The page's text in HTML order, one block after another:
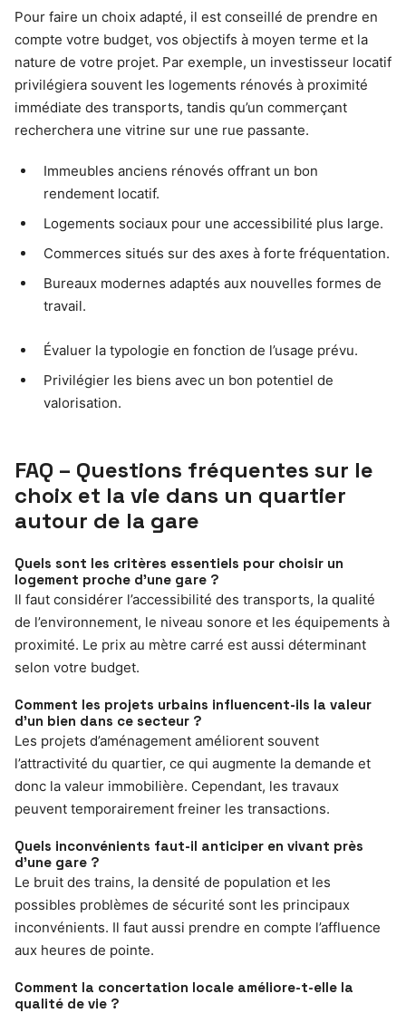
Pour faire un choix adapté, il est conseillé de prendre en
compte votre budget, vos objectifs à moyen terme et la
nature de votre projet. Par exemple, un investisseur locatif
privilégiera souvent les logements rénovés à proximité
immédiate des transports, tandis qu’un commerçant
recherchera une vitrine sur une rue passante.
Immeubles anciens rénovés offrant un bon
rendement locatif.
Logements sociaux pour une accessibilité plus large.
Commerces situés sur des axes à forte fréquentation.
Bureaux modernes adaptés aux nouvelles formes de
travail.
Évaluer la typologie en fonction de l’usage prévu.
Privilégier les biens avec un bon potentiel de
valorisation.
FAQ – Questions fréquentes sur le
choix et la vie dans un quartier
autour de la gare
Quels sont les critères essentiels pour choisir un
logement proche d’une gare ?
Il faut considérer l’accessibilité des transports, la qualité
de l’environnement, le niveau sonore et les équipements à
proximité. Le prix au mètre carré est aussi déterminant
selon votre budget.
Comment les projets urbains influencent-ils la valeur
d’un bien dans ce secteur ?
Les projets d’aménagement améliorent souvent
l’attractivité du quartier, ce qui augmente la demande et
donc la valeur immobilière. Cependant, les travaux
peuvent temporairement freiner les transactions.
Quels inconvénients faut-il anticiper en vivant près
d’une gare ?
Le bruit des trains, la densité de population et les
possibles problèmes de sécurité sont les principaux
inconvénients. Il faut aussi prendre en compte l’affluence
aux heures de pointe.
Comment la concertation locale améliore-t-elle la
qualité de vie ?